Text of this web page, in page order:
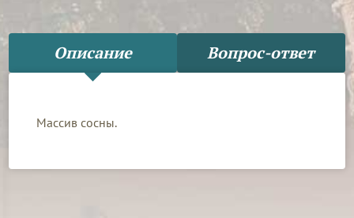
Описание Вопрос-ответ
Массив сосны.